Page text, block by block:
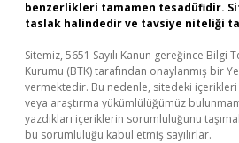
benzerlikleri tamamen tesadüfidir.
taslak halindedir ve tavsiye niteliği
Sitemiz, 5651 Sayılı Kanun gereğince Bilgi
Kurumu (BTK) tarafından onaylanmış bir
vermektedir. Bu nedenle, sitedeki
veya araştırma yükümlülüğümüz
yazdıkları içeriklerin sorumluluğunu
bu sorumluluğu kabul etmiş sayılırlar.